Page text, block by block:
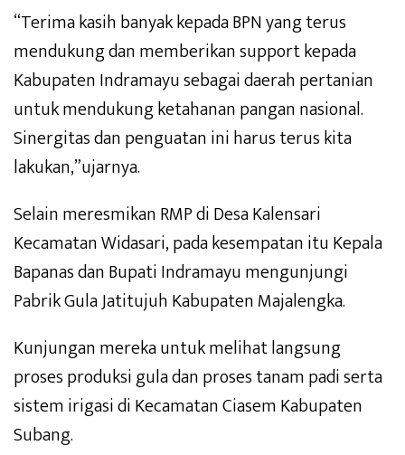
“Terima kasih banyak kepada BPN yang terus
mendukung dan memberikan support kepada
Kabupaten Indramayu sebagai daerah pertanian
untuk mendukung ketahanan pangan nasional.
Sinergitas dan penguatan ini harus terus kita
lakukan,”ujarnya.
Selain meresmikan RMP di Desa Kalensari
Kecamatan Widasari, pada kesempatan itu Kepala
Bapanas dan Bupati Indramayu mengunjungi
Pabrik Gula Jatitujuh Kabupaten Majalengka.
Kunjungan mereka untuk melihat langsung
proses produksi gula dan proses tanam padi serta
sistem irigasi di Kecamatan Ciasem Kabupaten
Subang.